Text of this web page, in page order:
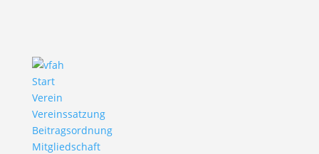
Start
Verein
Vereinssatzung
Beitragsordnung
Mitgliedschaft